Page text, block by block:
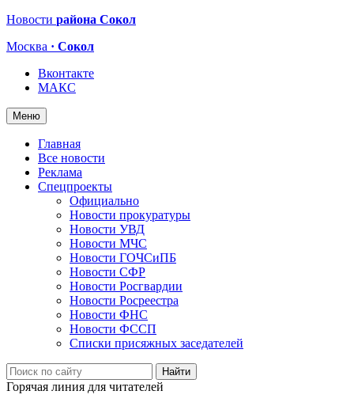
Новости района Сокол
Москва · Сокол
Вконтакте
МАКС
Меню
Главная
Все новости
Реклама
Спецпроекты
Официально
Новости прокуратуры
Новости УВД
Новости МЧС
Новости ГОЧСиПБ
Новости СФР
Новости Росгвардии
Новости Росреестра
Новости ФНС
Новости ФССП
Списки присяжных заседателей
Горячая линия для читателей